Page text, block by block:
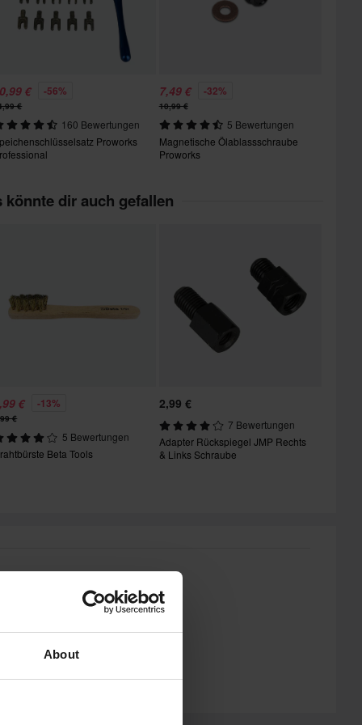
About
€ -56%
€
160 Bewertungen
Proworks
7,49 € -32%
10,99 €
5 Bewertungen
Magnetische Ölablassschraube
Proworks
könnte dir auch gefallen
€ -13%
€
5 Bewertungen
Beta Tools
2,99 €
7 Bewertungen
Adapter Rückspiegel JMP Rechts
& Links Schraube